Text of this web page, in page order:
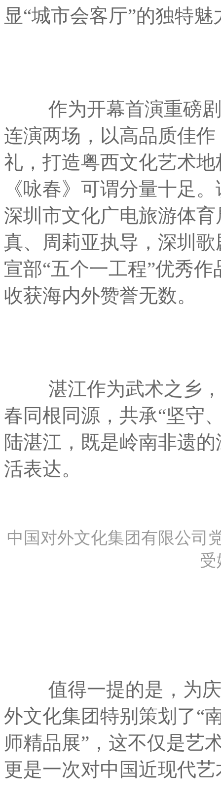
显“城市会客厅”的独特魅
作为开幕首演重磅剧
连演两场，以高品质佳
礼，打造粤西文化艺术
《咏春》可谓分量十足
深圳市文化广电旅游体
真、周莉亚执导，深圳
宣部“五个一工程”优秀
收获海内外赞誉无数。
湛江作为武术之乡，
春同根同源，共承“坚守
陆湛江，既是岭南非遗
活表达。
中国对外文化集团有限公司
受
值得一提的是，为庆
外文化集团特别策划了
师精品展”，这不仅是艺
更是一次对中国近现代